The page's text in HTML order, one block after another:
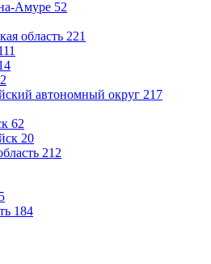
Амуре 52
область 221
автономный округ 217
62
20
212
5
184